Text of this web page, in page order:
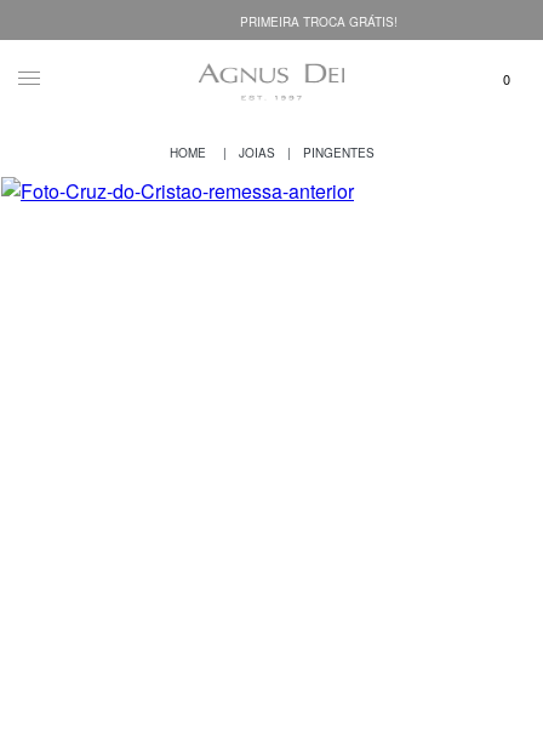
PRIMEIRA TROCA GRÁTIS!
JOIAS PINGENTES